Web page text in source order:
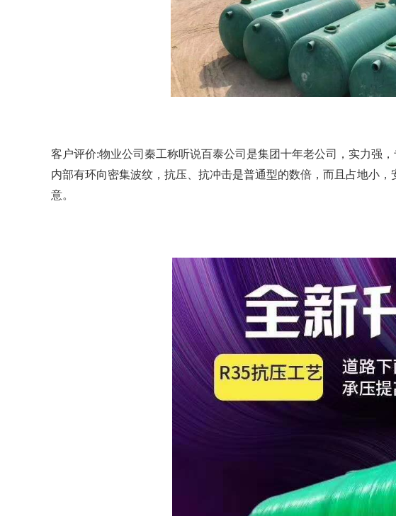
客户评价:物业公司秦工称听说百泰公司是集团十年老公司，实力强
内部有环向密集波纹，抗压、抗冲击是普通型的数倍，而且占地小，
意。